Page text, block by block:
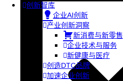
创新智库
企业AI创新
产业创新洞察
新消费与新零售
企业技术与服务
新健康与医疗
创造DTC品牌
加速企业创新